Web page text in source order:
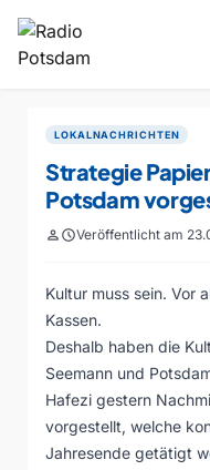
LOKALNACHRICHTEN
Strategie
Potsdam
personscheduleVeröffentlicht am
Kultur muss sein. Vor
Kassen.
Deshalb haben die
Seemann und
Hafezi gestern
vorgestellt, welche
Jahresende getätigt